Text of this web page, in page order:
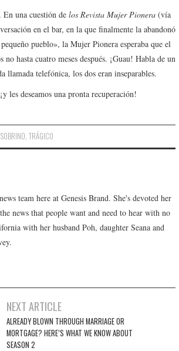
En una cuestión de los Revista Mujer Pionera (vía
en el bar, en la que finalmente la abandonó
pueblo», la Mujer Pionera esperaba que el
hasta cuatro meses después. ¡Guau! Habla de un
llamada telefónica, los dos eran inseparables.
les deseamos una pronta recuperación!
SOBRINO,TRÁGICO
team here at Genesis Brand. She's devoted her
news that people want and need to hear with no
with her husband Poh, daughter Seana and
NEXT ARTICLE
ALREADY BLOWN THROUGH MARRIAGE OR
MORTGAGE? HERE’S WHAT WE KNOW ABOUT
SEASON 2